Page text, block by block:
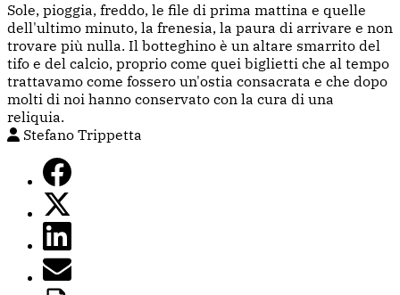
Sole, pioggia, freddo, le file di prima mattina e quelle
dell'ultimo minuto, la frenesia, la paura di arrivare e non
trovare più nulla. Il botteghino è un altare smarrito del
tifo e del calcio, proprio come quei biglietti che al tempo
trattavamo come fossero un'ostia consacrata e che dopo
molti di noi hanno conservato con la cura di una
reliquia.
Stefano Trippetta